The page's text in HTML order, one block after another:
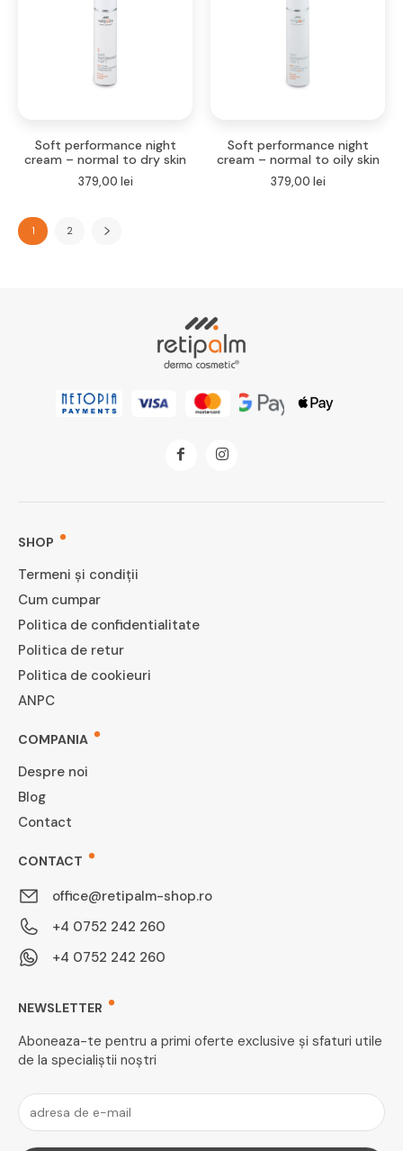
Soft performance night
cream – normal to dry skin
379,00 lei
Soft performance night
cream – normal to oily skin
379,00 lei
1 2
SHOP
Termeni și condiții
Cum cumpar
Politica de confidentialitate
Politica de retur
Politica de cookieuri
ANPC
COMPANIA
Despre noi
Blog
Contact
CONTACT
office@retipalm-shop.ro
+4 0752 242 260
+4 0752 242 260
NEWSLETTER
Aboneaza-te pentru a primi oferte exclusive și sfaturi utile
de la specialiștii noștri